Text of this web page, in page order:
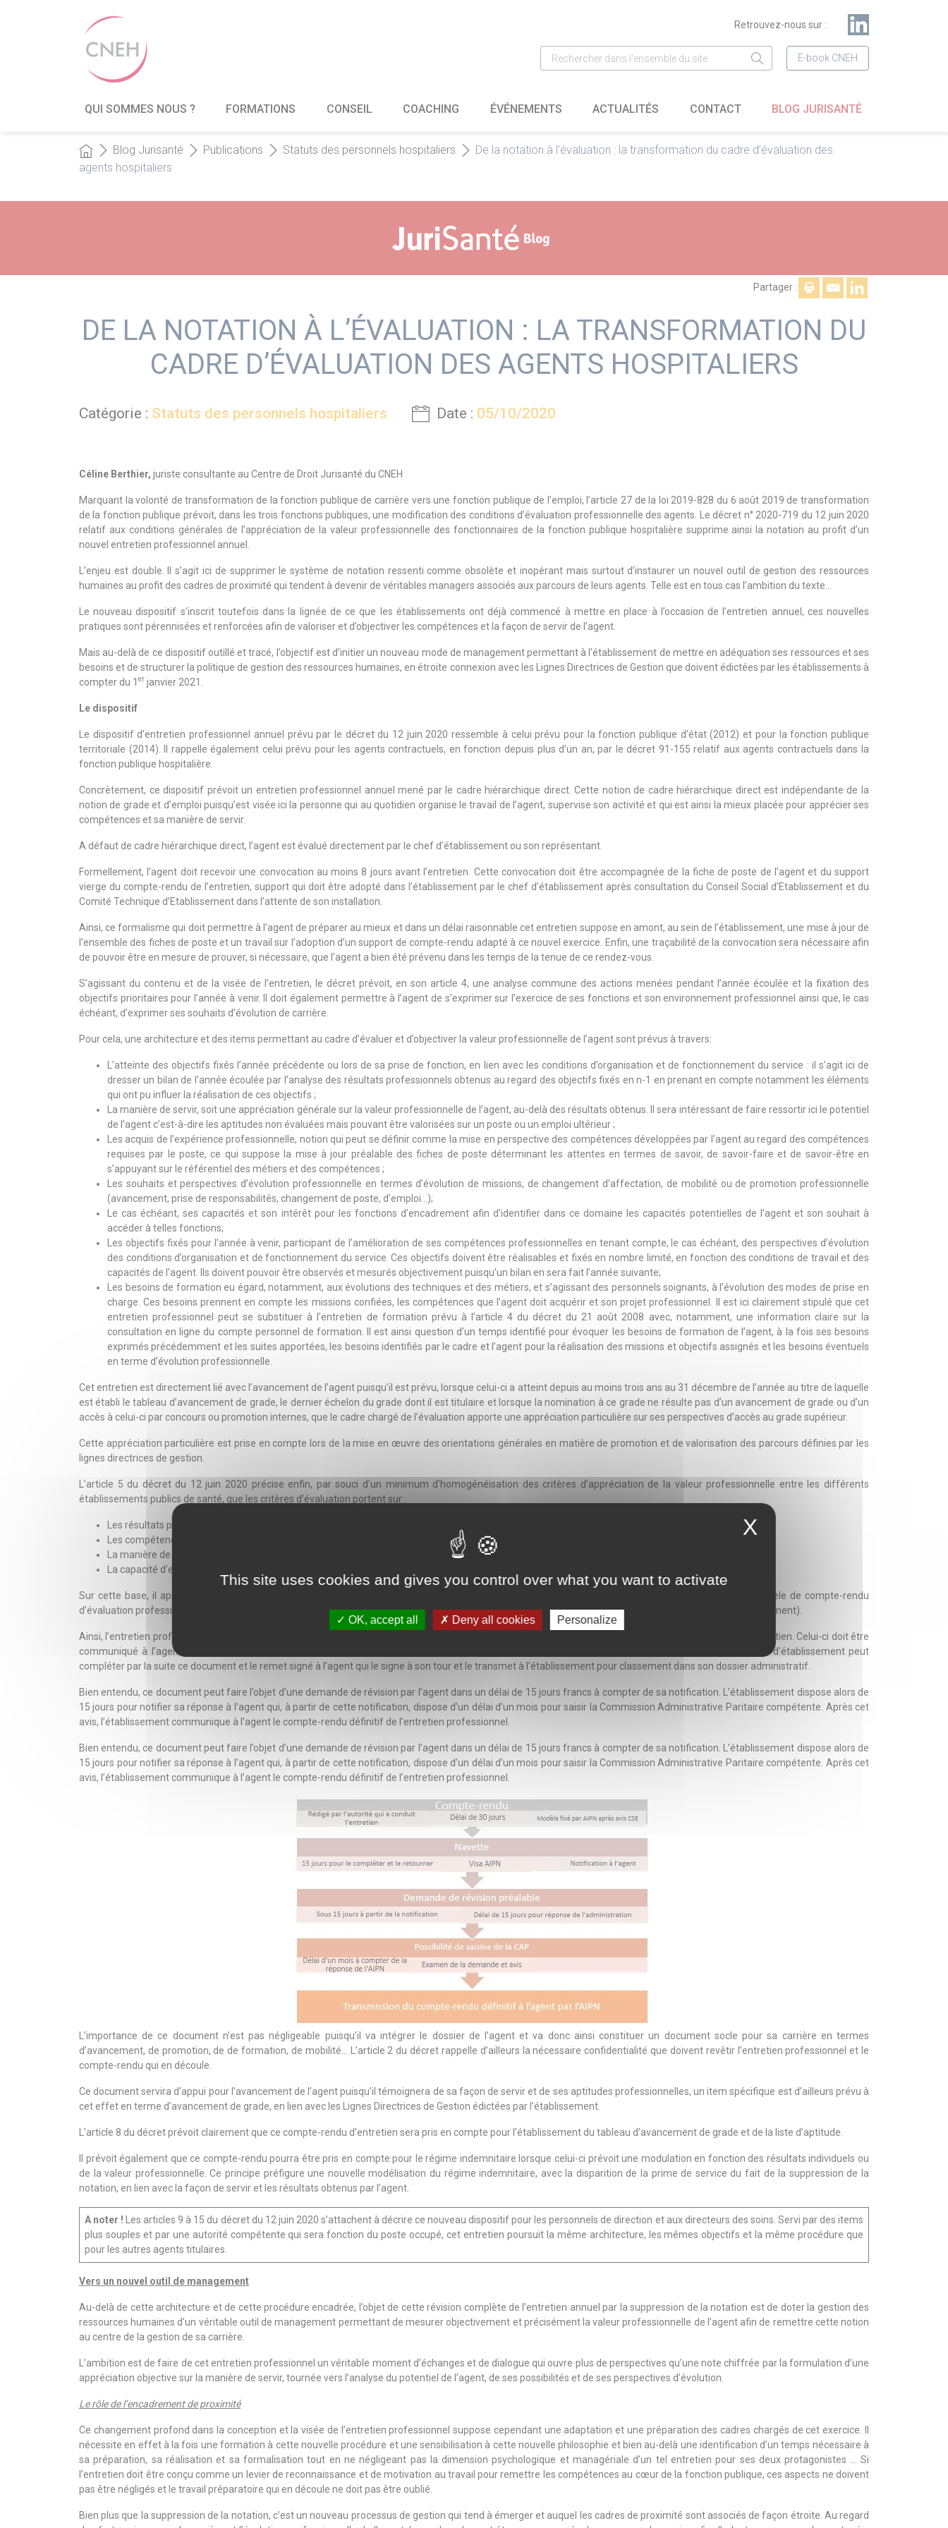
Retrouvez-nous sur :
E-book CNEH
QUI SOMMES NOUS ? FORMATIONS CONSEIL COACHING ÉVÉNEMENTS ACTUALITÉS CONTACT BLOG JURISANTÉ
Blog Jurisanté Publications Statuts des personnels hospitaliers
De la notation à l’évaluation : la transformation du cadre d’évaluation des
agents hospitaliers
Partager :
DE LA NOTATION À L’ÉVALUATION : LA TRANSFORMATION DU
CADRE D’ÉVALUATION DES AGENTS HOSPITALIERS
Catégorie : Statuts des personnels hospitaliers Date : 05/10/2020
Céline Berthier, juriste consultante au Centre de Droit Jurisanté du CNEH
Marquant la volonté de transformation de la fonction publique de carrière vers une fonction publique de l’emploi, l’article 27 de la loi 2019-828 du 6 août 2019 de transformation
de la fonction publique prévoit, dans les trois fonctions publiques, une modification des conditions d’évaluation professionnelle des agents. Le décret n° 2020-719 du 12 juin 2020
relatif aux conditions générales de l’appréciation de la valeur professionnelle des fonctionnaires de la fonction publique hospitalière supprime ainsi la notation au profit d’un
nouvel entretien professionnel annuel.
L’enjeu est double. Il s’agit ici de supprimer le système de notation ressenti comme obsolète et inopérant mais surtout d’instaurer un nouvel outil de gestion des ressources
humaines au profit des cadres de proximité qui tendent à devenir de véritables managers associés aux parcours de leurs agents. Telle est en tous cas l’ambition du texte…
Le nouveau dispositif s’inscrit toutefois dans la lignée de ce que les établissements ont déjà commencé à mettre en place à l’occasion de l’entretien annuel, ces nouvelles
pratiques sont pérennisées et renforcées afin de valoriser et d’objectiver les compétences et la façon de servir de l’agent.
Mais au-delà de ce dispositif outillé et tracé, l’objectif est d’initier un nouveau mode de management permettant à l’établissement de mettre en adéquation ses ressources et ses
besoins et de structurer la politique de gestion des ressources humaines, en étroite connexion avec les Lignes Directrices de Gestion que doivent édictées par les établissements à
compter du 1 er janvier 2021.
Le dispositif
Le dispositif d’entretien professionnel annuel prévu par le décret du 12 juin 2020 ressemble à celui prévu pour la fonction publique d’état (2012) et pour la fonction publique
territoriale (2014). Il rappelle également celui prévu pour les agents contractuels, en fonction depuis plus d’un an, par le décret 91-155 relatif aux agents contractuels dans la
fonction publique hospitalière.
Concrètement, ce dispositif prévoit un entretien professionnel annuel mené par le cadre hiérarchique direct. Cette notion de cadre hiérarchique direct est indépendante de la
notion de grade et d’emploi puisqu’est visée ici la personne qui au quotidien organise le travail de l’agent, supervise son activité et qui est ainsi la mieux placée pour apprécier ses
compétences et sa manière de servir.
A défaut de cadre hiérarchique direct, l’agent est évalué directement par le chef d’établissement ou son représentant.
Formellement, l’agent doit recevoir une convocation au moins 8 jours avant l’entretien. Cette convocation doit être accompagnée de la fiche de poste de l’agent et du support
vierge du compte-rendu de l’entretien, support qui doit être adopté dans l’établissement par le chef d’établissement après consultation du Conseil Social d’Etablissement et du
Comité Technique d’Etablissement dans l’attente de son installation.
Ainsi, ce formalisme qui doit permettre à l’agent de préparer au mieux et dans un délai raisonnable cet entretien suppose en amont, au sein de l’établissement, une mise à jour de
l’ensemble des fiches de poste et un travail sur l’adoption d’un support de compte-rendu adapté à ce nouvel exercice. Enfin, une traçabilité de la convocation sera nécessaire afin
de pouvoir être en mesure de prouver, si nécessaire, que l’agent a bien été prévenu dans les temps de la tenue de ce rendez-vous.
S’agissant du contenu et de la visée de l’entretien, le décret prévoit, en son article 4, une analyse commune des actions menées pendant l’année écoulée et la fixation des
objectifs prioritaires pour l’année à venir. Il doit également permettre à l’agent de s’exprimer sur l’exercice de ses fonctions et son environnement professionnel ainsi que, le cas
échéant, d’exprimer ses souhaits d’évolution de carrière.
Pour cela, une architecture et des items permettant au cadre d’évaluer et d’objectiver la valeur professionnelle de l’agent sont prévus à travers:
L’atteinte des objectifs fixés l’année précédente ou lors de sa prise de fonction, en lien avec les conditions d’organisation et de fonctionnement du service : il s’agit ici de
dresser un bilan de l’année écoulée par l’analyse des résultats professionnels obtenus au regard des objectifs fixés en n-1 en prenant en compte notamment les éléments
qui ont pu influer la réalisation de ces objectifs ;
La manière de servir, soit une appréciation générale sur la valeur professionnelle de l’agent, au-delà des résultats obtenus. Il sera intéressant de faire ressortir ici le potentiel
de l’agent c’est-à-dire les aptitudes non évaluées mais pouvant être valorisées sur un poste ou un emploi ultérieur ;
Les acquis de l’expérience professionnelle, notion qui peut se définir comme la mise en perspective des compétences développées par l’agent au regard des compétences
requises par le poste, ce qui suppose la mise à jour préalable des fiches de poste déterminant les attentes en termes de savoir, de savoir-faire et de savoir-être en
s’appuyant sur le référentiel des métiers et des compétences ;
Les souhaits et perspectives d’évolution professionnelle en termes d’évolution de missions, de changement d’affectation, de mobilité ou de promotion professionnelle
(avancement, prise de responsabilités, changement de poste, d’emploi…);
Le cas échéant, ses capacités et son intérêt pour les fonctions d’encadrement afin d’identifier dans ce domaine les capacités potentielles de l’agent et son souhait à
accéder à telles fonctions;
Les objectifs fixés pour l’année à venir, participant de l’amélioration de ses compétences professionnelles en tenant compte, le cas échéant, des perspectives d’évolution
des conditions d’organisation et de fonctionnement du service. Ces objectifs doivent être réalisables et fixés en nombre limité, en fonction des conditions de travail et des
capacités de l’agent. Ils doivent pouvoir être observés et mesurés objectivement puisqu’un bilan en sera fait l’année suivante;
Les besoins de formation eu égard, notamment, aux évolutions des techniques et des métiers, et s’agissant des personnels soignants, à l’évolution des modes de prise en
charge. Ces besoins prennent en compte les missions confiées, les compétences que l’agent doit acquérir et son projet professionnel. Il est ici clairement stipulé que cet
entretien professionnel peut se substituer à l’entretien de formation prévu à l’article 4 du décret du 21 août 2008 avec, notamment, une information claire sur la
consultation en ligne du compte personnel de formation. Il est ainsi question d’un temps identifié pour évoquer les besoins de formation de l’agent, à la fois ses besoins
exprimés précédemment et les suites apportées, les besoins identifiés par le cadre et l’agent pour la réalisation des missions et objectifs assignés et les besoins éventuels
en terme d’évolution professionnelle.
Cet entretien est directement lié avec l’avancement de l’agent puisqu’il est prévu, lorsque celui-ci a atteint depuis au moins trois ans au 31 décembre de l’année au titre de laquelle
est établi le tableau d’avancement de grade, le dernier échelon du grade dont il est titulaire et lorsque la nomination à ce grade ne résulte pas d’un avancement de grade ou d’un
accès à celui-ci par concours ou promotion internes, que le cadre chargé de l’évaluation apporte une appréciation particulière sur ses perspectives d’accès au grade supérieur.
Cette appréciation particulière est prise en compte lors de la mise en œuvre des orientations générales en matière de promotion et de valorisation des parcours définies par les
lignes directrices de gestion.
L’article 5 du décret du 12 juin 2020 précise enfin, par souci d’un minimum d’homogénéisation des critères d’appréciation de la valeur professionnelle entre les différents
établissements publics de santé, que les critères d’évaluation portent sur :
Les résultats professionnels obtenus par l’agent et la réalisation des objectifs ;
Les compétences et connaissances professionnelles et techniques ;
La manière de servir de l’agent et ses qualités relationnelles ;
La capacité d’expertise et, le cas échéant, la capacité d’encadrement ou à exercer des fonctions d’un niveau supérieur.
Sur cette base, il appartient alors à l’établissement de fixer précisément la teneur et la classification de ces critères qui seront consignés dans le modèle de compte-rendu
d’évaluation professionnelle applicable dans l’établissement, après avis du Comité Social d’Etablissement (et, en attendant, du Comité Technique d’Etablissement).
Ainsi, l’entretien professionnel doit faire l’objet d’un compte-rendu, portant sur l’ensemble des items abordés, rédigé et signé par le cadre ayant mené l’entretien. Celui-ci doit être
communiqué à l’agent dans les trente jours suivant l’entretien. L’agent dispose ensuite de 15 jours pour compléter et retourner le document. Le chef d’établissement peut
compléter par la suite ce document et le remet signé à l’agent qui le signe à son tour et le transmet à l’établissement pour classement dans son dossier administratif.
Bien entendu, ce document peut faire l’objet d’une demande de révision par l’agent dans un délai de 15 jours francs à compter de sa notification. L’établissement dispose alors de
15 jours pour notifier sa réponse à l’agent qui, à partir de cette notification, dispose d’un délai d’un mois pour saisir la Commission Administrative Paritaire compétente. Après cet
avis, l’établissement communique à l’agent le compte-rendu définitif de l’entretien professionnel.
Bien entendu, ce document peut faire l’objet d’une demande de révision par l’agent dans un délai de 15 jours francs à compter de sa notification. L’établissement dispose alors de
15 jours pour notifier sa réponse à l’agent qui, à partir de cette notification, dispose d’un délai d’un mois pour saisir la Commission Administrative Paritaire compétente. Après cet
avis, l’établissement communique à l’agent le compte-rendu définitif de l’entretien professionnel.
L’importance de ce document n’est pas négligeable puisqu’il va intégrer le dossier de l’agent et va donc ainsi constituer un document socle pour sa carrière en termes
d’avancement, de promotion, de de formation, de mobilité… L’article 2 du décret rappelle d’ailleurs la nécessaire confidentialité que doivent revêtir l’entretien professionnel et le
compte-rendu qui en découle.
Ce document servira d’appui pour l’avancement de l’agent puisqu’il témoignera de sa façon de servir et de ses aptitudes professionnelles, un item spécifique est d’ailleurs prévu à
cet effet en terme d’avancement de grade, en lien avec les Lignes Directrices de Gestion édictées par l’établissement.
L’article 8 du décret prévoit clairement que ce compte-rendu d’entretien sera pris en compte pour l’établissement du tableau d’avancement de grade et de la liste d’aptitude.
Il prévoit également que ce compte-rendu pourra être pris en compte pour le régime indemnitaire lorsque celui-ci prévoit une modulation en fonction des résultats individuels ou
de la valeur professionnelle. Ce principe préfigure une nouvelle modélisation du régime indemnitaire, avec la disparition de la prime de service du fait de la suppression de la
notation, en lien avec la façon de servir et les résultats obtenus par l’agent.
A noter ! Les articles 9 à 15 du décret du 12 juin 2020 s’attachent à décrire ce nouveau dispositif pour les personnels de direction et aux directeurs des soins. Servi par des items
plus souples et par une autorité compétente qui sera fonction du poste occupé, cet entretien poursuit la même architecture, les mêmes objectifs et la même procédure que
pour les autres agents titulaires.
Vers un nouvel outil de management
Au-delà de cette architecture et de cette procédure encadrée, l’objet de cette révision complète de l’entretien annuel par la suppression de la notation est de doter la gestion des
ressources humaines d’un véritable outil de management permettant de mesurer objectivement et précisément la valeur professionnelle de l’agent afin de remettre cette notion
au centre de la gestion de sa carrière.
L’ambition est de faire de cet entretien professionnel un véritable moment d’échanges et de dialogue qui ouvre plus de perspectives qu’une note chiffrée par la formulation d’une
appréciation objective sur la manière de servir, tournée vers l’analyse du potentiel de l’agent, de ses possibilités et de ses perspectives d’évolution.
Le rôle de l’encadrement de proximité
Ce changement profond dans la conception et la visée de l’entretien professionnel suppose cependant une adaptation et une préparation des cadres chargés de cet exercice. Il
nécessite en effet à la fois une formation à cette nouvelle procédure et une sensibilisation à cette nouvelle philosophie et bien au-delà une identification d’un temps nécessaire à
sa préparation, sa réalisation et sa formalisation tout en ne négligeant pas la dimension psychologique et managériale d’un tel entretien pour ses deux protagonistes … Si
l’entretien doit être conçu comme un levier de reconnaissance et de motivation au travail pour remettre les compétences au cœur de la fonction publique, ces aspects ne doivent
pas être négligés et le travail préparatoire qui en découle ne doit pas être oublié.
Bien plus que la suppression de la notation, c’est un nouveau processus de gestion qui tend à émerger et auquel les cadres de proximité sont associés de façon étroite. Au regard
X
This site uses cookies and gives you control over what you want to activate
OK, accept all Deny all cookies Personalize